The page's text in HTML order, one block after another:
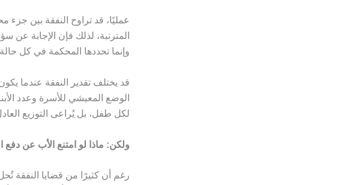
عمليًا، قد تراوح النفقة بين
المترتبة، لذلك فإن الإجابة عن
وإنما تحددها المحكمة في كل
قد يختلف تقدير النفقة عندما
الوضع المعيشي للأسرة وعدد
لكل طفل، بل يُراعى التوزيع
ولكن: ماذا لو امتنع الأب عن
رغم أن كثيرًا من قضايا النفقة